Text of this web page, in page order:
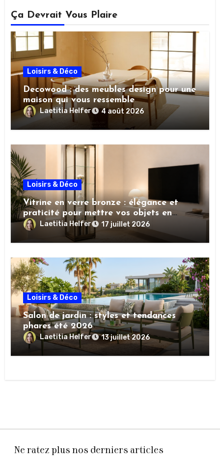
Ça Devrait Vous Plaire
Loisirs & Déco
Decowood : des meubles design pour une
maison qui vous ressemble
Laetitia Helfer 4 août 2026
Loisirs & Déco
Vitrine en verre bronze : élégance et
praticité pour mettre vos objets en
valeurLaetitia Helfer 17 juillet 2026
Loisirs & Déco
Salon de jardin : styles et tendances
phares été 2026
Laetitia Helfer 13 juillet 2026
Ne ratez plus nos derniers articles